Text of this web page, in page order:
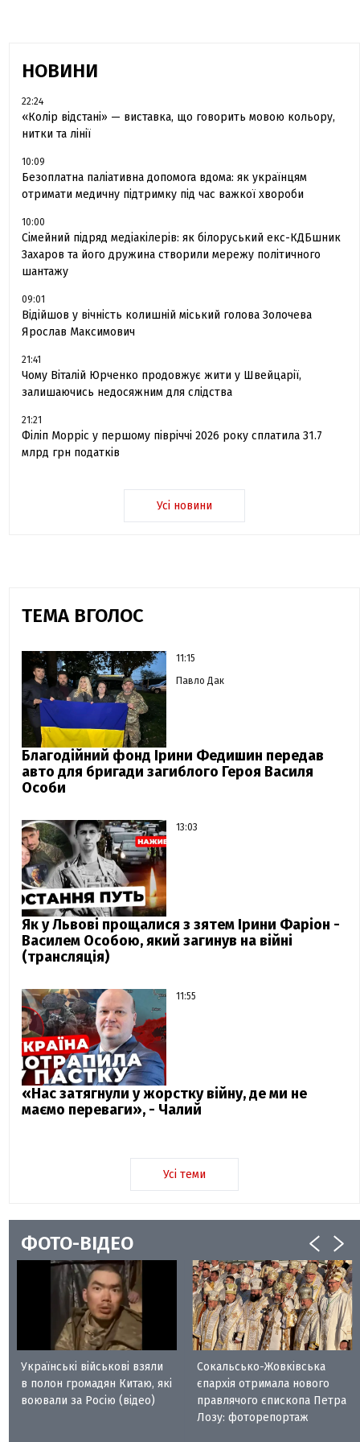
НОВИНИ
22:24
«Колір відстані» — виставка, що говорить мовою кольору,
нитки та лінії
10:09
Безоплатна паліативна допомога вдома: як українцям
отримати медичну підтримку під час важкої хвороби
10:00
Сімейний підряд медіакілерів: як білоруський екс-КДБшник
Захаров та його дружина створили мережу політичного
шантажу
09:01
Відійшов у вічність колишній міський голова Золочева
Ярослав Максимович
21:41
Чому Віталій Юрченко продовжує жити у Швейцарії,
залишаючись недосяжним для слідства
21:21
Філіп Морріс у першому півріччі 2026 року сплатила 31.7
млрд грн податків
Усі новини
ТЕМА ВГОЛОС
11:15
Павло Дак
Благодійний фонд Ірини Федишин передав
авто для бригади загиблого Героя Василя
Особи
13:03
Як у Львові прощалися з зятем Ірини Фаріон -
Василем Особою, який загинув на війні
(трансляція)
11:55
«Нас затягнули у жорстку війну, де ми не
маємо переваги», - Чалий
Усі теми
ФОТО-ВІДЕО
Українські військові взяли
в полон громадян Китаю, які
воювали за Росію (відео)
Сокальсько-Жовківська
єпархія отримала нового
правлячого єпископа Петра
Лозу: фоторепортаж